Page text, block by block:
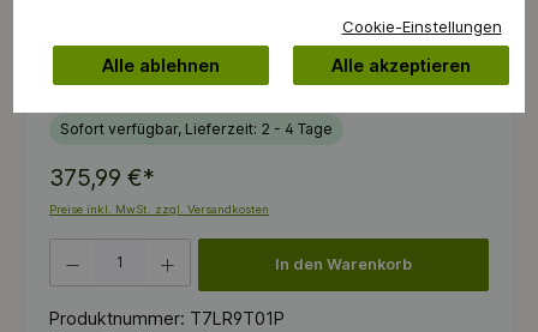
Sofort verfügbar, Lieferzeit: 2 - 4 Tage
375,99 €*
Preise inkl. MwSt. zzgl. Versandkosten
In den Warenkorb
Produktnummer: T7LR9T01P
Cookie-Einstellungen
Alle ablehnen Alle akzeptieren